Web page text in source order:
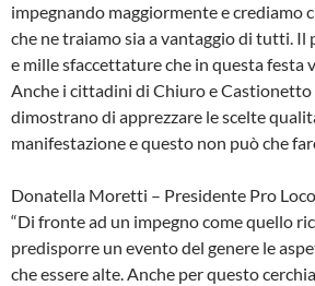
impegnando maggiormente e crediamo
che ne traiamo sia a vantaggio di tutti. Il
e mille sfaccettature che in questa festa
Anche i cittadini di Chiuro e Castionetto
dimostrano di apprezzare le scelte
manifestazione e questo non può che
Donatella Moretti – Presidente Pro
“Di fronte ad un impegno come quello
predisporre un evento del genere le
che essere alte. Anche per questo